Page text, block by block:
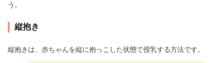
う。
縦抱き
縦抱きは、赤ちゃんを縦に抱っこした状態で授乳する方法です。